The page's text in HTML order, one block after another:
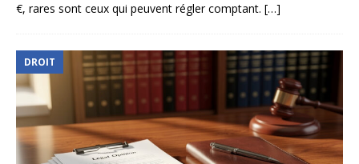
€, rares sont ceux qui peuvent régler comptant. […]
DROIT